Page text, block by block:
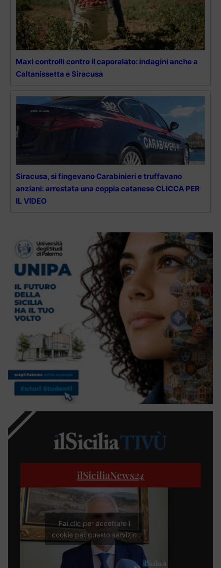
Maxi controlli contro il caporalato: indagini anche a
Caltanissetta e Siracusa
Siracusa, si fingevano Carabinieri e truffavano
anziani: arrestata una coppia catanese CLICCA PER
IL VIDEO
ilSiciliaNews24
Fai clic per accettare i
cookie per questo servizio